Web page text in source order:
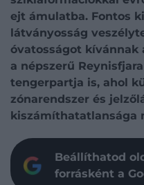
ejt ámulatba. Fontos
látványosság
óvatosságot
a népszerű
tengerpartja is, ahol
zónarendszer és
kiszámíthatatlansága
Beállíthatod
forrásként a